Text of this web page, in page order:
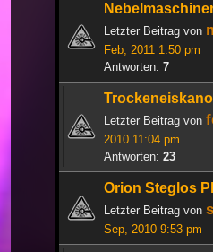
Letzter Beitrag von
Feb, 2011 1:50 pm
Antworten: 7
Letzter Beitrag von
2010 11:04 pm
Antworten: 23
Orion Steglos
Letzter Beitrag von
Sep, 2010 9:53 pm